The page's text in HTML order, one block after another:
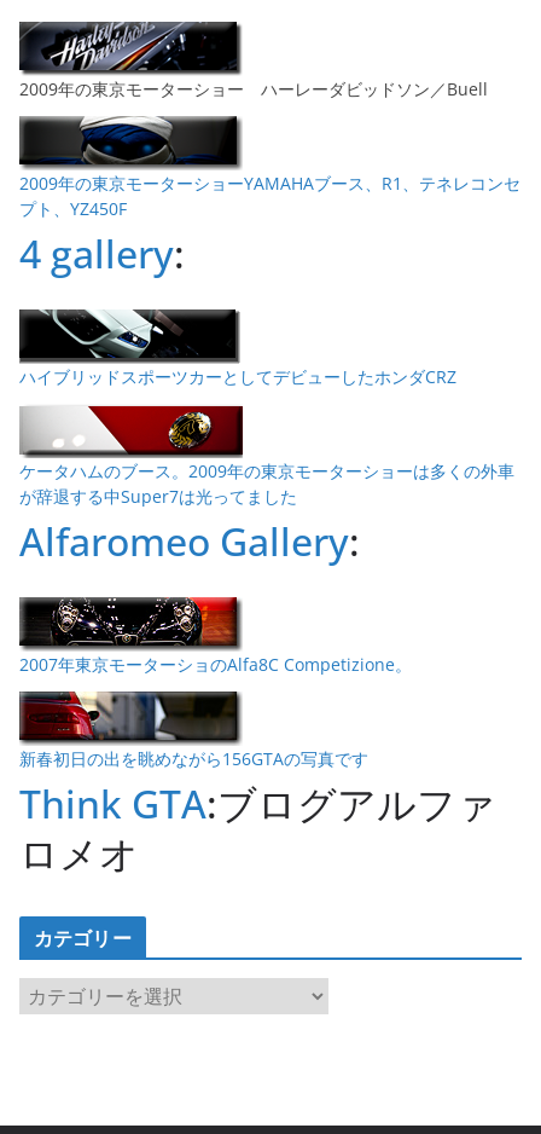
2009年の東京モーターショー ハーレーダビッドソン／Buell
2009年の東京モーターショーYAMAHAブース、R1、テネレコンセ
プト、YZ450F
4 gallery:
ハイブリッドスポーツカーとしてデビューしたホンダCRZ
ケータハムのブース。2009年の東京モーターショーは多くの外車
が辞退する中Super7は光ってました
Alfaromeo Gallery:
2007年東京モーターショのAlfa8C Competizione。
新春初日の出を眺めながら156GTAの写真です
Think GTA:ブログアルファ
ロメオ
カテゴリー
カ